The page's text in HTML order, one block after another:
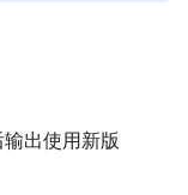
出使用新版